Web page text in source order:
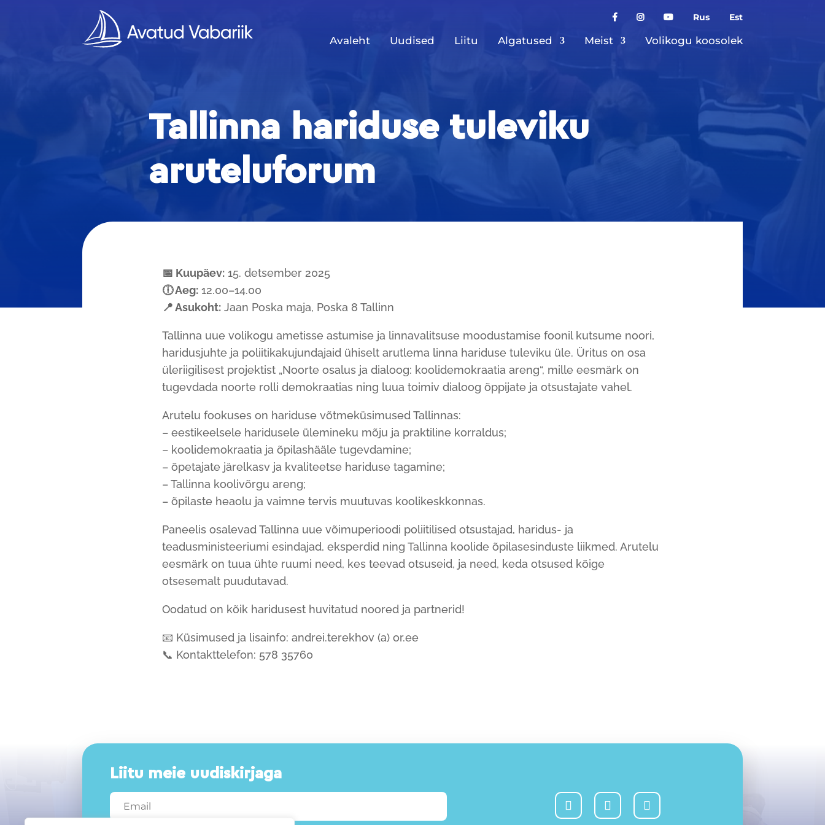
Rus Est
Avaleht Uudised Liitu Algatused Meist Volikogu koosolek
Tallinna hariduse tuleviku
aruteluforum
📅 Kuupäev: 15. detsember 2025
🕕 Aeg: 12.00–14.00
📍 Asukoht: Jaan Poska maja, Poska 8 Tallinn
Tallinna uue volikogu ametisse astumise ja linnavalitsuse moodustamise foonil kutsume noori,
haridusjuhte ja poliitikakujundajaid ühiselt arutlema linna hariduse tuleviku üle. Üritus on osa
üleriigilisest projektist „Noorte osalus ja dialoog: koolidemokraatia areng“, mille eesmärk on
tugevdada noorte rolli demokraatias ning luua toimiv dialoog õppijate ja otsustajate vahel.
Arutelu fookuses on hariduse võtmeküsimused Tallinnas:
– eestikeelsele haridusele ülemineku mõju ja praktiline korraldus;
– koolidemokraatia ja õpilashääle tugevdamine;
– õpetajate järelkasv ja kvaliteetse hariduse tagamine;
– Tallinna koolivõrgu areng;
– õpilaste heaolu ja vaimne tervis muutuvas koolikeskkonnas.
Paneelis osalevad Tallinna uue võimuperioodi poliitilised otsustajad, haridus- ja
teadusministeeriumi esindajad, eksperdid ning Tallinna koolide õpilasesinduste liikmed. Arutelu
eesmärk on tuua ühte ruumi need, kes teevad otsuseid, ja need, keda otsused kõige
otsesemalt puudutavad.
Oodatud on kõik haridusest huvitatud noored ja partnerid!
📧 Küsimused ja lisainfo: andrei.terekhov (a) or.ee
📞 Kontakttelefon: 578 35760
Liitu meie uudiskirjaga